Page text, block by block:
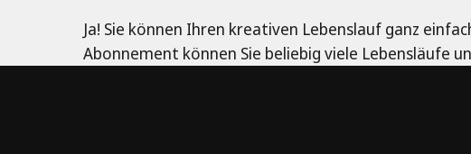
Ja! Sie können Ihren kreativen Lebenslauf ganz
Abonnement können Sie beliebig viele Lebensläufe